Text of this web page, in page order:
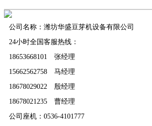
公司名称：潍坊华盛豆芽机设备有限公司
24小时全国客服热线：
18653668101 张经理
15662562758 马经理
18678029022 殷经理
18678021235 曹经理
公司座机：0536-4101777